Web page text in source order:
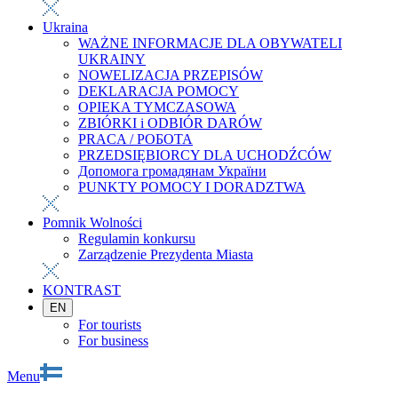
Ukraina
WAŻNE INFORMACJE DLA OBYWATELI
UKRAINY
NOWELIZACJA PRZEPISÓW
DEKLARACJA POMOCY
OPIEKA TYMCZASOWA
ZBIÓRKI i ODBIÓR DARÓW
PRACA / РОБОТА
PRZEDSIĘBIORCY DLA UCHODŹCÓW
Допомога громадянам України
PUNKTY POMOCY I DORADZTWA
Pomnik Wolności
Regulamin konkursu
Zarządzenie Prezydenta Miasta
KONTRAST
EN
For tourists
For business
Menu